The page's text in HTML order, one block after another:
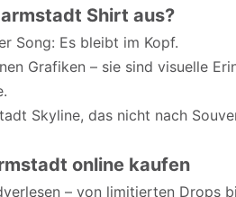
Shirt aus?
Song: Es bleibt im Kopf.
Grafiken – sie sind visuelle
Skyline, das nicht nach
online kaufen
– von limitierten Drops